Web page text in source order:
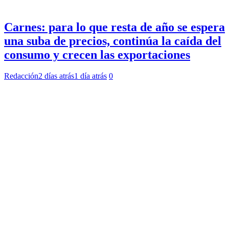
Carnes: para lo que resta de año se espera
una suba de precios, continúa la caída del
consumo y crecen las exportaciones
Redacción2 días atrás1 día atrás 0